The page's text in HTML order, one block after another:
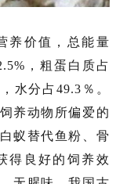
养价值，总能量
，粗蛋白质占
水分占49.3％。
养动物所偏爱的
蚁替代鱼粉、骨
得良好的饲养效